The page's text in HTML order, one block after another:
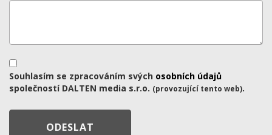
Souhlasím se zpracováním svých osobních údajů
společností DALTEN media s.r.o. (provozující tento web).